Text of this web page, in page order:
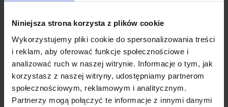
Niniejsza strona korzysta z plików cookie
Wykorzystujemy pliki cookie do spersonalizowania treści
i reklam, aby oferować funkcje społecznościowe i
analizować ruch w naszej witrynie. Informacje o tym, jak
korzystasz z naszej witryny, udostępniamy partnerom
społecznościowym, reklamowym i analitycznym.
Partnerzy mogą połączyć te informacje z innymi danymi